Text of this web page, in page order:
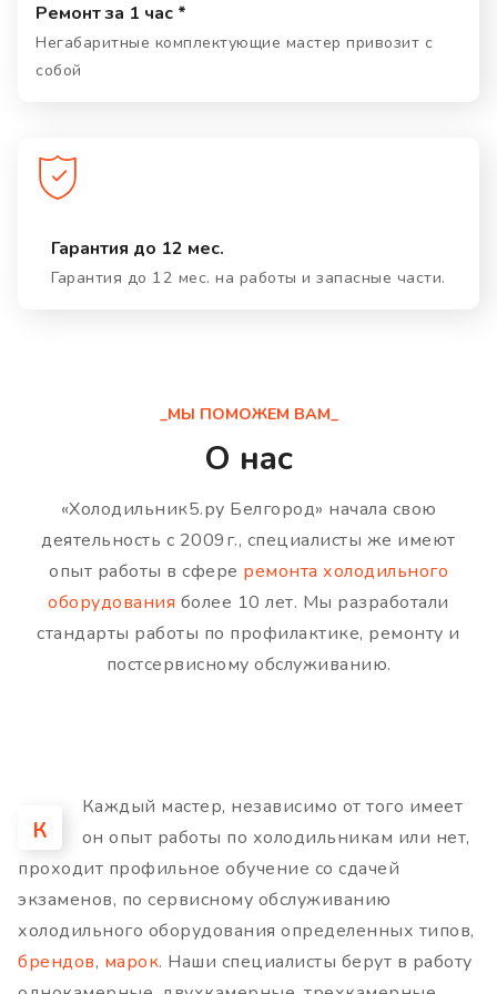
Ремонт за 1 час *
Негабаритные комплектующие мастер привозит с
собой
Гарантия до 12 мес.
Гарантия до 12 мес. на работы и запасные части.
_МЫ ПОМОЖЕМ ВАМ_
О нас
«Холодильник5.ру Белгород» начала свою
деятельность с 2009г., специалисты же имеют
опыт работы в сфере ремонта холодильного
оборудования более 10 лет. Мы разработали
стандарты работы по профилактике, ремонту и
постсервисному обслуживанию.
К
Каждый мастер, независимо от того имеет
он опыт работы по холодильникам или нет,
проходит профильное обучение со сдачей
экзаменов, по сервисному обслуживанию
холодильного оборудования определенных типов,
брендов, марок. Наши специалисты берут в работу